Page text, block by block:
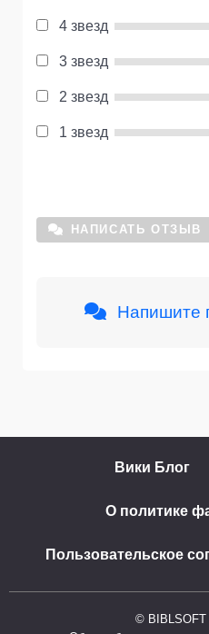
4 звезд
3 звезд
2 звезд
1 звезд
НАПИСАТЬ ОТЗЫВ
Напишите
Вики Блог
О политике
Пользовательское
© BIBLSOFT